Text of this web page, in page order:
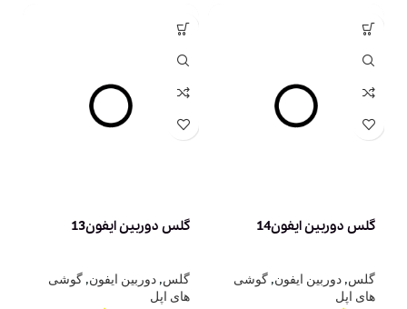
گلس دوربین ایفون14
گلس, دوربین ایفون, گوشی
های اپل
گلس دوربین ایفون13
گلس, دوربین ایفون, گوشی
های اپل